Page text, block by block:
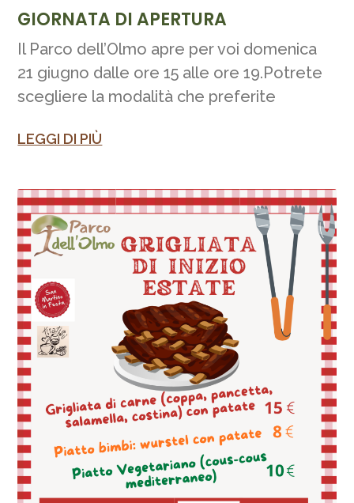
GIORNATA DI APERTURA
Il Parco dell’Olmo apre per voi domenica
21 giugno dalle ore 15 alle ore 19.Potrete
scegliere la modalità che preferite
LEGGI DI PIÙ